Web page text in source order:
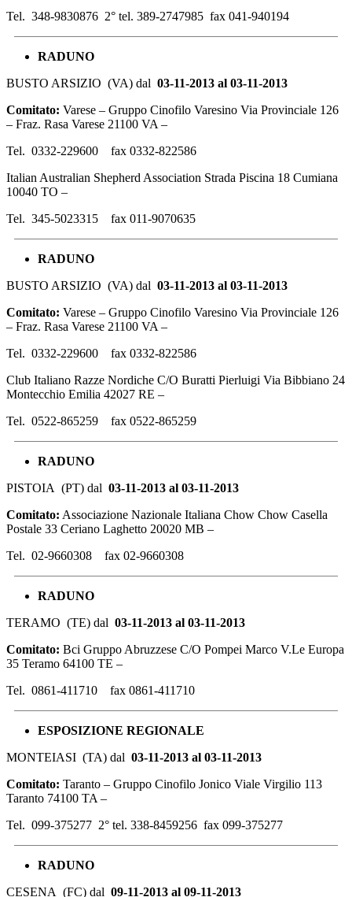
Tel. 348-9830876 2° tel. 389-2747985 fax 041-940194
RADUNO
BUSTO ARSIZIO (VA) dal 03-11-2013 al 03-11-2013
Comitato: Varese – Gruppo Cinofilo Varesino Via Provinciale 126
– Fraz. Rasa Varese 21100 VA –
Tel. 0332-229600 fax 0332-822586
Italian Australian Shepherd Association Strada Piscina 18 Cumiana
10040 TO –
Tel. 345-5023315 fax 011-9070635
RADUNO
BUSTO ARSIZIO (VA) dal 03-11-2013 al 03-11-2013
Comitato: Varese – Gruppo Cinofilo Varesino Via Provinciale 126
– Fraz. Rasa Varese 21100 VA –
Tel. 0332-229600 fax 0332-822586
Club Italiano Razze Nordiche C/O Buratti Pierluigi Via Bibbiano 24
Montecchio Emilia 42027 RE –
Tel. 0522-865259 fax 0522-865259
RADUNO
PISTOIA (PT) dal 03-11-2013 al 03-11-2013
Comitato: Associazione Nazionale Italiana Chow Chow Casella
Postale 33 Ceriano Laghetto 20020 MB –
Tel. 02-9660308 fax 02-9660308
RADUNO
TERAMO (TE) dal 03-11-2013 al 03-11-2013
Comitato: Bci Gruppo Abruzzese C/O Pompei Marco V.Le Europa
35 Teramo 64100 TE –
Tel. 0861-411710 fax 0861-411710
ESPOSIZIONE REGIONALE
MONTEIASI (TA) dal 03-11-2013 al 03-11-2013
Comitato: Taranto – Gruppo Cinofilo Jonico Viale Virgilio 113
Taranto 74100 TA –
Tel. 099-375277 2° tel. 338-8459256 fax 099-375277
RADUNO
CESENA (FC) dal 09-11-2013 al 09-11-2013